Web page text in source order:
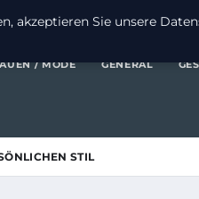
/ MODE GENERAL
STIL
akzeptieren Sie unsere